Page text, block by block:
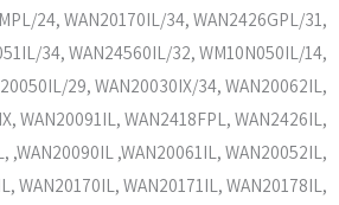
24, WAN20170IL/34, WAN2426GPL/31,
34, WAN24560IL/32, WM10N050IL/14,
29, WAN20030IX/34, WAN20062IL,
WAN20091IL, WAN2418FPL, WAN2426IL,
,WAN20090IL ,WAN20061IL, WAN20052IL,
WAN20170IL, WAN20171IL, WAN20178IL,